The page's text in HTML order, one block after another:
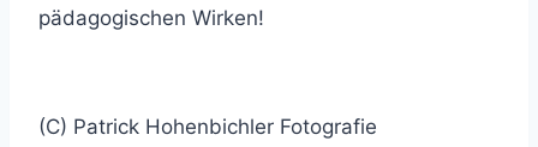
pädagogischen Wirken!
(C) Patrick Hohenbichler Fotografie